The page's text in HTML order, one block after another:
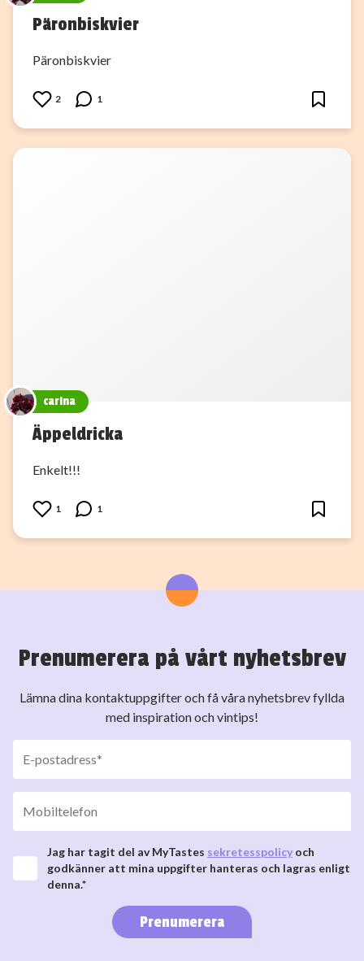
Päronbiskvier
Päronbiskvier
2 1
carina
Äppeldricka
Enkelt!!!
1 1
Prenumerera på vårt nyhetsbrev
Lämna dina kontaktuppgifter och få våra nyhetsbrev fyllda
med inspiration och vintips!
Jag har tagit del av MyTastes sekretesspolicy och
godkänner att mina uppgifter hanteras och lagras enligt
denna.*
Prenumerera